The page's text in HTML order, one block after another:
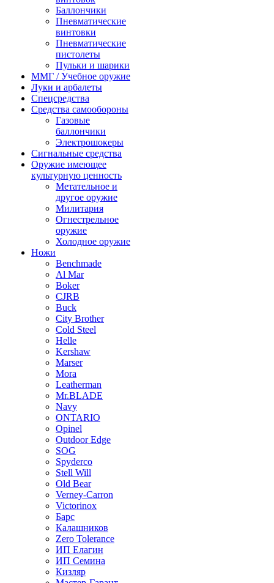
Баллончики
Пневматические
винтовки
Пневматические
пистолеты
Пульки и шарики
ММГ / Учебное оружие
Луки и арбалеты
Спецсредства
Средства самообороны
Газовые
баллончики
Электрошокеры
Сигнальные средства
Оружие имеющее
культурную ценность
Метательное и
другое оружие
Милитария
Огнестрельное
оружие
Холодное оружие
Ножи
Benchmade
Al Mar
Boker
CJRB
Buck
City Brother
Cold Steel
Helle
Kershaw
Marser
Mora
Leatherman
Mr.BLADE
Navy
ONTARIO
Opinel
Outdoor Edge
SOG
Spyderco
Stell Will
Old Bear
Verney-Carron
Victorinox
Барс
Калашников
Zero Tolerance
ИП Елагин
ИП Семина
Кизляр